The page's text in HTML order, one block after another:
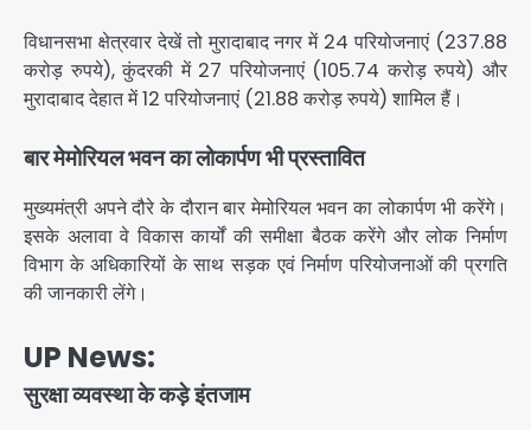
विधानसभा क्षेत्रवार देखें तो मुरादाबाद नगर में 24 परियोजनाएं (237.88
करोड़ रुपये), कुंदरकी में 27 परियोजनाएं (105.74 करोड़ रुपये) और
मुरादाबाद देहात में 12 परियोजनाएं (21.88 करोड़ रुपये) शामिल हैं।
बार मेमोरियल भवन का लोकार्पण भी प्रस्तावित
मुख्यमंत्री अपने दौरे के दौरान बार मेमोरियल भवन का लोकार्पण भी करेंगे।
इसके अलावा वे विकास कार्यों की समीक्षा बैठक करेंगे और लोक निर्माण
विभाग के अधिकारियों के साथ सड़क एवं निर्माण परियोजनाओं की प्रगति
की जानकारी लेंगे।
UP News:
सुरक्षा व्यवस्था के कड़े इंतजाम